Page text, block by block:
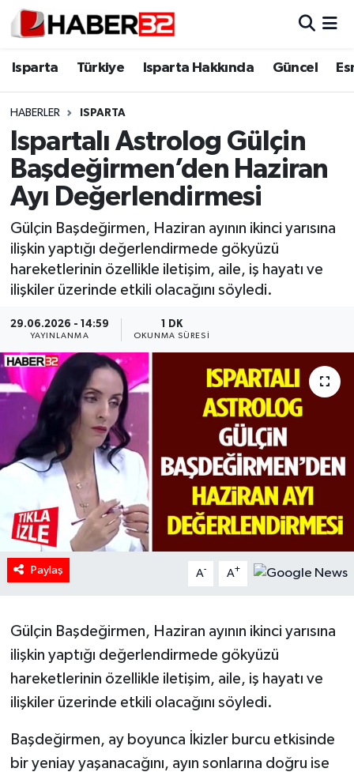
Isparta Türkiye Isparta Hakkında Güncel
HABERLER ISPARTA
Ispartalı Astrolog Gülçin
Başdeğirmen’den Haziran
Ayı Değerlendirmesi
Gülçin Başdeğirmen, Haziran ayının ikinci yarısına
ilişkin yaptığı değerlendirmede gökyüzü
hareketlerinin özellikle iletişim, aile, iş hayatı ve
ilişkiler üzerinde etkili olacağını söyledi.
29.06.2026 - 14:59
YAYINLANMA
1 DK
OKUNMA SÜRESI
Paylaş A- A+
Gülçin Başdeğirmen, Haziran ayının ikinci yarısına
ilişkin yaptığı değerlendirmede gökyüzü
hareketlerinin özellikle iletişim, aile, iş hayatı ve
ilişkiler üzerinde etkili olacağını söyledi.
Başdeğirmen, ay boyunca İkizler burcu etkisinde
bir yeniay yaşanacağını, ayın sonlarına doğru ise
Isparta
Esnaf Diyor ki;
ASAYİŞ
BİLİM VE TEKNOLOJİ
EĞİTİM
Güncel
HABERDE İNSAN
İlginç
KÜLTÜR SANAT
MAGAZİN
Oyun
POLİTİKA
RESMİ İLANLAR
SAĞLIK
Spor
Tarihi Yapılarımız
Isparta Nöbetçi Eczaneler
Isparta Trafik Yoğunluk Haritası
Süper Lig Puan Durumu ve Fikstür
Tüm Manşetler
Son Dakika Haberleri